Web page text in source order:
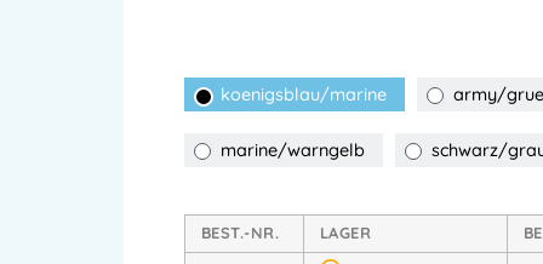
BEST.-NR. LAGER
koenigsblau/marine army/
marine/warngelb schwarz/